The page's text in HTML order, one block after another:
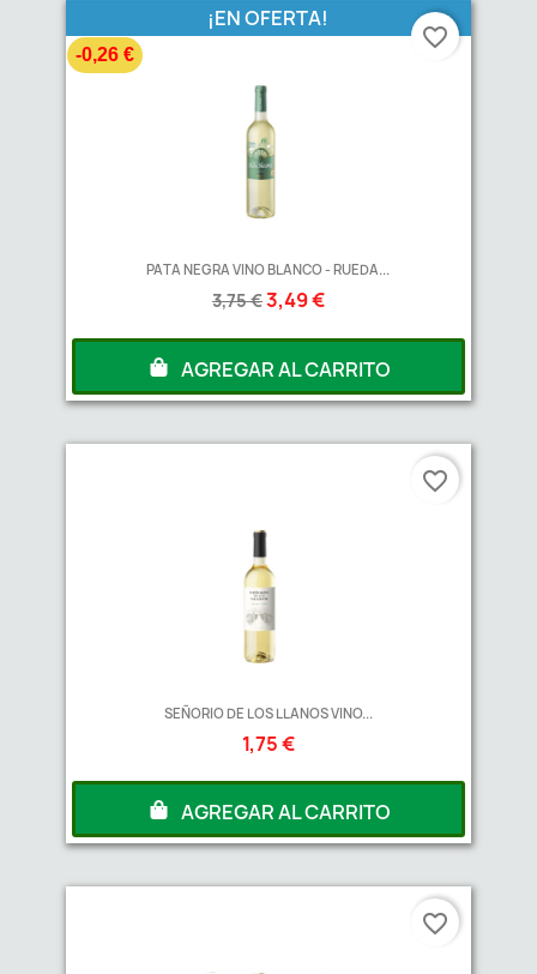
PATA NEGRA VINO BLANCO - RUEDA...
3,75 €3,49 €
¡EN OFERTA!
-0,26 €
AGREGAR AL CARRITO
favorite_border
SEÑORIO DE LOS LLANOS VINO...
1,75 €
AGREGAR AL CARRITO
favorite_border
favorite_border